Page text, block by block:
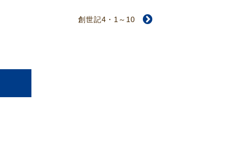
創世記4・1～10